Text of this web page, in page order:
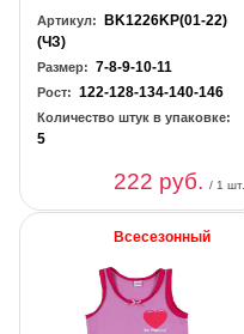
Артикул: BK1226KP(01-22)
(ЧЗ)
Размер: 7-8-9-10-11
Рост: 122-128-134-140-146
Количество штук в упаковке:
5
222 руб./ 1 шт.
Всесезонный